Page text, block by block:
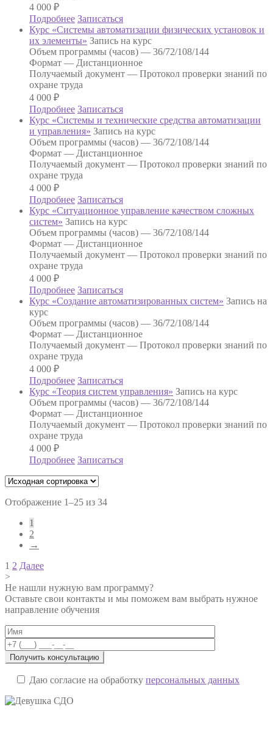
4 000 ₽
Подробнее Записаться
Курс «Системы автоматизации физических установок и
их элементы» Запись на курс
Объем программы (часов) — 36/72/108/144
Формат — Дистанционное
Получаемый документ — Протокол проверки знаний по
охране труда
4 000 ₽
Подробнее Записаться
Курс «Системы и технические средства автоматизации
и управления» Запись на курс
Объем программы (часов) — 36/72/108/144
Формат — Дистанционное
Получаемый документ — Протокол проверки знаний по
охране труда
4 000 ₽
Подробнее Записаться
Курс «Ситуационное управление качеством сложных
систем» Запись на курс
Объем программы (часов) — 36/72/108/144
Формат — Дистанционное
Получаемый документ — Протокол проверки знаний по
охране труда
4 000 ₽
Подробнее Записаться
Курс «Создание автоматизированных систем» Запись на
курс
Объем программы (часов) — 36/72/108/144
Формат — Дистанционное
Получаемый документ — Протокол проверки знаний по
охране труда
4 000 ₽
Подробнее Записаться
Курс «Теория систем управления» Запись на курс
Объем программы (часов) — 36/72/108/144
Формат — Дистанционное
Получаемый документ — Протокол проверки знаний по
охране труда
4 000 ₽
Подробнее Записаться
Отображение 1–25 из 34
1
2
→
Навигация
по
записям
1 2 Далее
>
Не нашли нужную вам программу?
Оставьте свои контакты и мы поможем вам выбрать нужное
направление обучения
Даю согласие на обработку персональных данных